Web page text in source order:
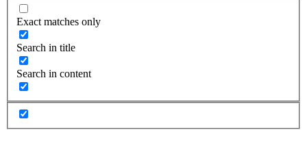
Exact matches only
Search in title
Search in content